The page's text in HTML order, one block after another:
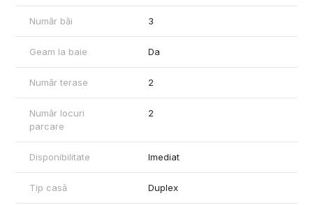
Vecinatati - Petrom City, Scoala Genesis, Facultatea Bioterra.
Pentru mai multe detalii, va stam la dispozitie.
Număr băi 3
Geam la baie Da
Număr terase 2
Număr locuri
parcare
2
Disponibilitate Imediat
Tip casă Duplex